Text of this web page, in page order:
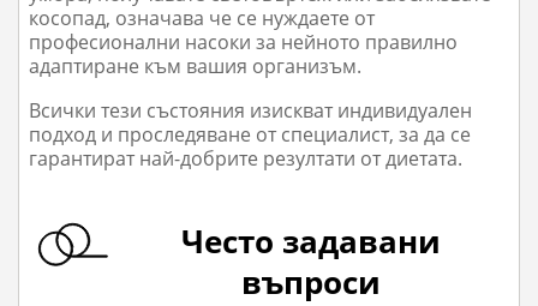
косопад, означава че се нуждаете от
професионални насоки за нейното правилно
адаптиране към вашия организъм.
Всички тези състояния изискват индивидуален
подход и проследяване от специалист, за да се
гарантират най-добрите резултати от диетата.
Често задавани
въпроси